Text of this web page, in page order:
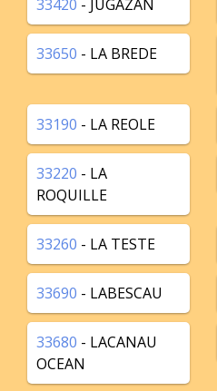
33420 - JUGAZAN
33650 - LA BREDE
33190 - LA REOLE
33220 - LA
ROQUILLE
33260 - LA TESTE
33690 - LABESCAU
33680 - LACANAU
OCEAN